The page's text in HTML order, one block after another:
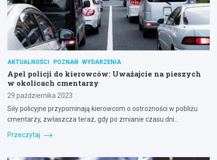
AKTUALNOŚCI POZNAŃ WYDARZENIA
Apel policji do kierowców: Uważajcie na pieszych
w okolicach cmentarzy
29 października 2023
Siły policyjne przypominają kierowcom o ostrożności w pobliżu
cmentarzy, zwłaszcza teraz, gdy po zmianie czasu dni…
Przeczytaj